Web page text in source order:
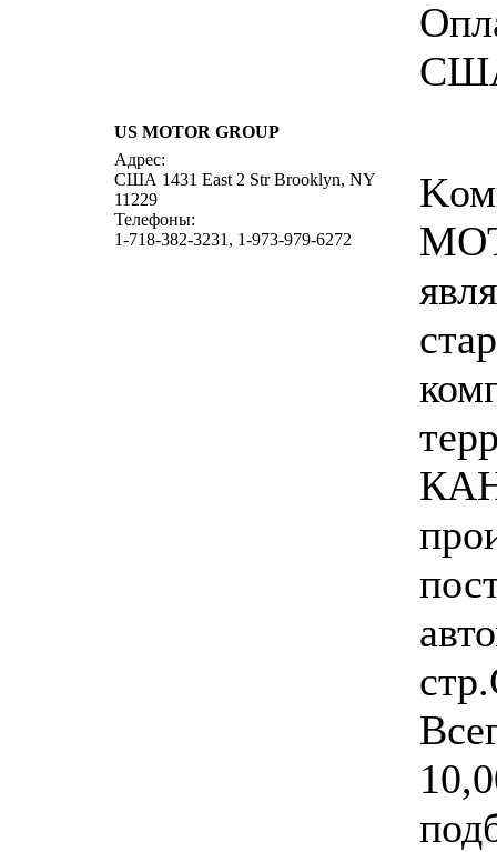
US MOTOR GROUP
Адрес:
США 1431 East 2 Str Brooklyn, NY
11229
Телефоны:
1-718-382-3231, 1-973-979-6272